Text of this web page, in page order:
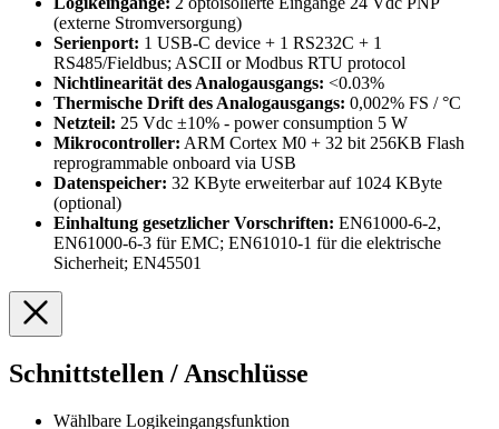
(externe Stromversorgung)
Serienport: 1 USB-C device + 1 RS232C + 1
RS485/Fieldbus; ASCII or Modbus RTU protocol
Nichtlinearität des Analogausgangs: <0.03%
Thermische Drift des Analogausgangs: 0,002% FS / °C
Netzteil: 25 Vdc ±10% - power consumption 5 W
Mikrocontroller: ARM Cortex M0 + 32 bit 256KB Flash
reprogrammable onboard via USB
Datenspeicher: 32 KByte erweiterbar auf 1024 KByte
(optional)
Einhaltung gesetzlicher Vorschriften: EN61000-6-2,
EN61000-6-3 für EMC; EN61010-1 für die elektrische
Sicherheit; EN45501
Schnittstellen / Anschlüsse
Wählbare Logikeingangsfunktion